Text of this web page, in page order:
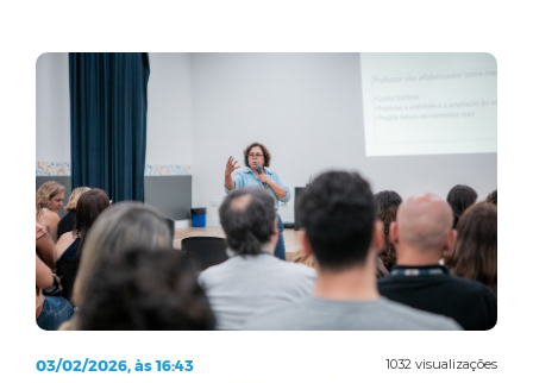
1032 visualizações
03/02/2026, às 16:43